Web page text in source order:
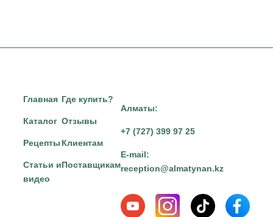
Главная
Каталог
Рецепты
Статьи и
видео
Где купить?
Отзывы
Клиентам
Поставщикам
Алматы:
+7 (727) 399 97 25
E-mail:
reception@almatynan.kz